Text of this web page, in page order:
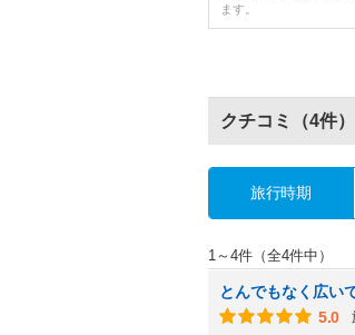
ます。
クチコミ （4件）
旅行時期
1～4件（全4件中）
とんでもなく広い
5.0